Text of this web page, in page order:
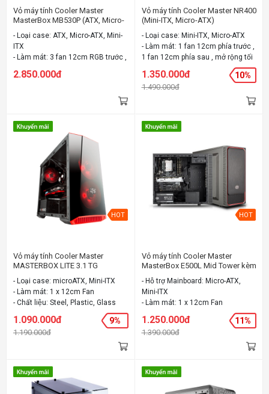
Vỏ máy tính Cooler Master
MasterBox MB530P (ATX, Micro-
- Loại case: ATX, Micro-ATX, Mini-
ITX
- Làm mát: 3 fan 12cm RGB trước ,
fan.
2.850.000đ
Vỏ máy tính Cooler Master NR400
(Mini-ITX, Micro-ATX)
- Loại case: Mini-ITX, Micro-ATX
- Làm mát: 1 fan 12cm phía trước ,
1 fan 12cm phía sau , mở rộng tối
- Chất liệu: Steel, Plastic
- Màu: Đen
1.350.000đ
1.490.000đ
10%
HOT
Vỏ máy tính Cooler Master
MASTERBOX LITE 3.1 TG
- Loại case: microATX, Mini-ITX
- Làm mát: 1 x 12cm Fan
- Chất liệu: Steel, Plastic, Glass
1.090.000đ
1.190.000đ
9%
HOT
Vỏ máy tính Cooler Master
MasterBox E500L Mid Tower kèm
- Hỗ trợ Mainboard: Micro-ATX,
Mini-ITX
- Làm mát: 1 x 12cm Fan
- Màu sắc: Đen
1.250.000đ
1.390.000đ
11%